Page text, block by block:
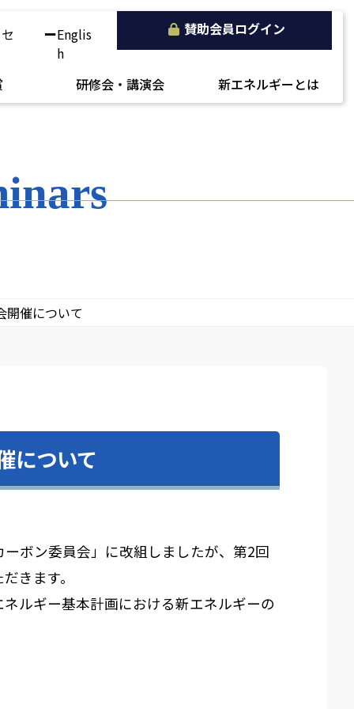
Englis
h
賛助会員ログイン
研修会・講演会 新エネルギーとは
開催について
について
ボン委員会」に改組しましたが、第2回
きます。
ルギー基本計画における新エネルギーの